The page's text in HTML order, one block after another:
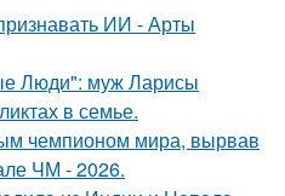
ИИ - Арты
Люди": муж Ларисы
в семье.
чемпионом мира, вырвав
ЧМ - 2026.